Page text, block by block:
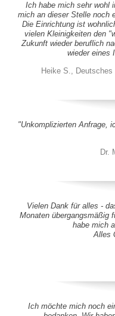
Ich habe mich sehr wohl
mich an dieser Stelle noch
Die Einrichtung ist
vielen Kleinigkeiten den
Zukunft wieder beruflich
wieder eines
Heike S.,
"Unkomplizierten Anfrage,
Dr.
Vielen Dank für alles -
Monaten übergangsmäßig
habe mich
Alles
Ich möchte mich noch